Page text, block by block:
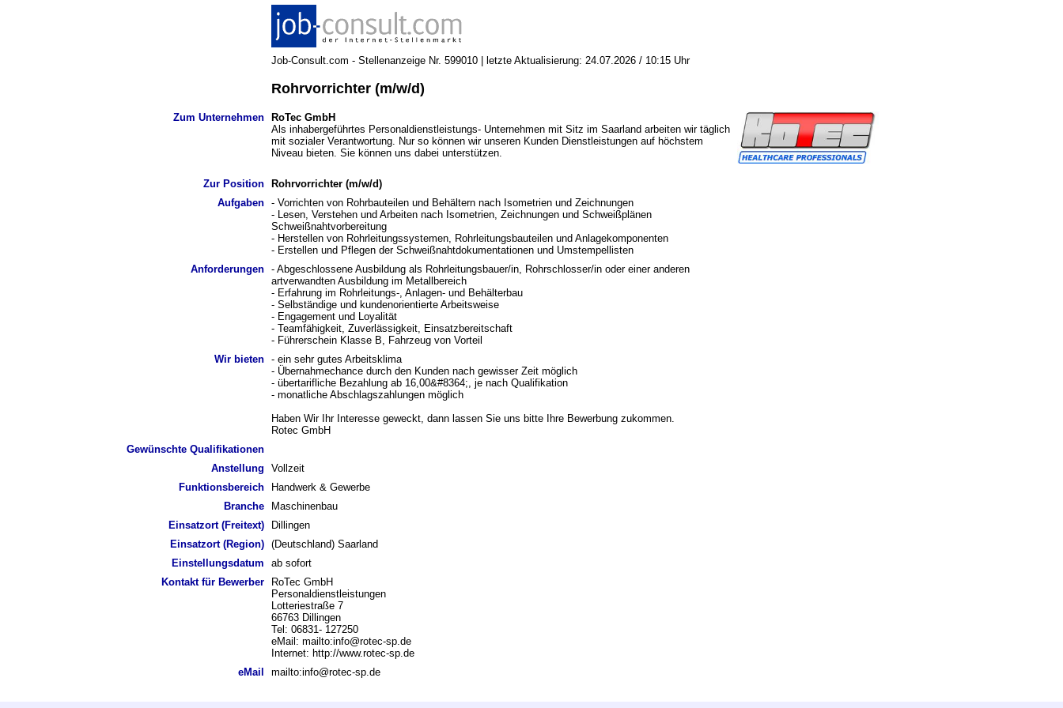
Job-Consult.com - Stellenanzeige Nr. 599010 | letzte Aktualisierung: 24.07.2026 / 10:15 Uhr
Rohrvorrichter (m/w/d)
Zum Unternehmen
RoTec GmbH
Als inhabergeführtes Personaldienstleistungs- Unternehmen mit Sitz im Saarland arbeiten wir täglich
mit sozialer Verantwortung. Nur so können wir unseren Kunden Dienstleistungen auf höchstem
Niveau bieten. Sie können uns dabei unterstützen.
Zur Position
Rohrvorrichter (m/w/d)
Aufgaben - Vorrichten von Rohrbauteilen und Behältern nach Isometrien und Zeichnungen
- Lesen, Verstehen und Arbeiten nach Isometrien, Zeichnungen und Schweißplänen
Schweißnahtvorbereitung
- Herstellen von Rohrleitungssystemen, Rohrleitungsbauteilen und Anlagekomponenten
- Erstellen und Pflegen der Schweißnahtdokumentationen und Umstempellisten
Anforderungen - Abgeschlossene Ausbildung als Rohrleitungsbauer/in, Rohrschlosser/in oder einer anderen
artverwandten Ausbildung im Metallbereich
- Erfahrung im Rohrleitungs-, Anlagen- und Behälterbau
- Selbständige und kundenorientierte Arbeitsweise
- Engagement und Loyalität
- Teamfähigkeit, Zuverlässigkeit, Einsatzbereitschaft
- Führerschein Klasse B, Fahrzeug von Vorteil
Wir bieten - ein sehr gutes Arbeitsklima
- Übernahmechance durch den Kunden nach gewisser Zeit möglich
- übertarifliche Bezahlung ab 16,00&#8364;, je nach Qualifikation
- monatliche Abschlagszahlungen möglich
Haben Wir Ihr Interesse geweckt, dann lassen Sie uns bitte Ihre Bewerbung zukommen.
Rotec GmbH
Gewünschte Qualifikationen
Anstellung
Vollzeit
Funktionsbereich
Handwerk & Gewerbe
Branche
Maschinenbau
Einsatzort (Freitext)
Dillingen
Einsatzort (Region) (Deutschland) Saarland
Einstellungsdatum
ab sofort
Kontakt für Bewerber
RoTec GmbH
Personaldienstleistungen
Lotteriestraße 7
66763 Dillingen
Tel: 06831- 127250
eMail: mailto:info@rotec-sp.de
Internet: http://www.rotec-sp.de
eMail
mailto:info@rotec-sp.de